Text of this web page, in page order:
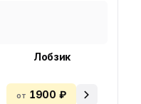
Лобзик
от 1900 ₽